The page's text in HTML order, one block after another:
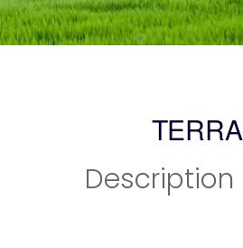
Description